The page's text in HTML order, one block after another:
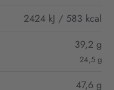
2424 kJ / 583 kcal
39,2 g
24,5 g
47,6 g